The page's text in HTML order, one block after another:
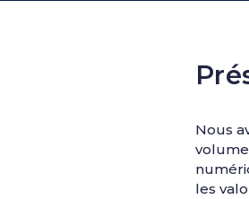
Nous
les